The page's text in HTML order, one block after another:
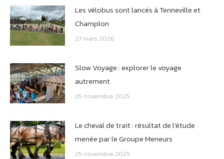
Les vélobus sont lancés à Tenneville et
Champlon
27 mars 2026
Slow Voyage : explorer le voyage
autrement
25 novembre 2025
Le cheval de trait : résultat de l’étude
menée par le Groupe Meneurs
25 novembre 2025